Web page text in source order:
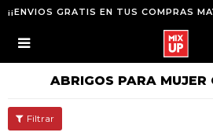
¡¡ENVIOS GRATIS EN TUS COMPRAS

ABRIGOS PARA MUJER